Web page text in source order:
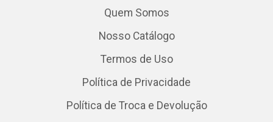
Quem Somos
Nosso Catálogo
Termos de Uso
Política de Privacidade
Política de Troca e Devolução